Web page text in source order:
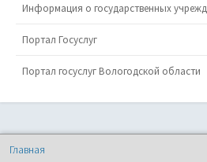
Информация о государственных
Портал Госуслуг
Портал госуслуг Вологодской области
Главная